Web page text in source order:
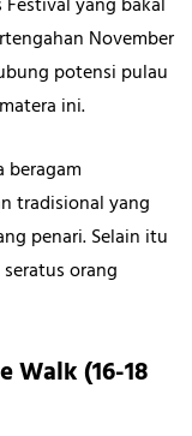
November
potensi pulau
ini.
beragam
tradisional yang
penari. Selain itu
orang
Walk (16-18